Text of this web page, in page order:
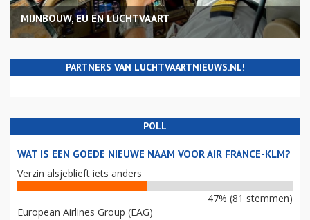
MIJNBOUW, EU EN LUCHTVAART
PARTNERS VAN LUCHTVAARTNIEUWS.NL!
POLL
WAT IS EEN GOEDE NIEUWE NAAM VOOR AIR FRANCE-KLM?
Verzin alsjeblieft iets anders
47% (81 stemmen)
European Airlines Group (EAG)